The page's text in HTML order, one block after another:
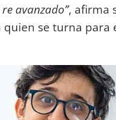
avanzado”, afirma
quien se turna para